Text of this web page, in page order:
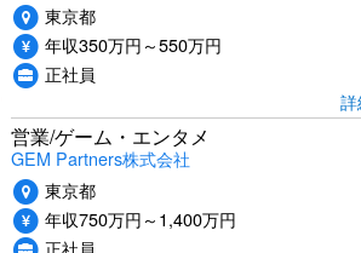
東京都
年収350万円～550万円
正社員
営業/ゲーム・エンタメ
GEM Partners株式会社
東京都
年収750万円～1,400万円
正社員